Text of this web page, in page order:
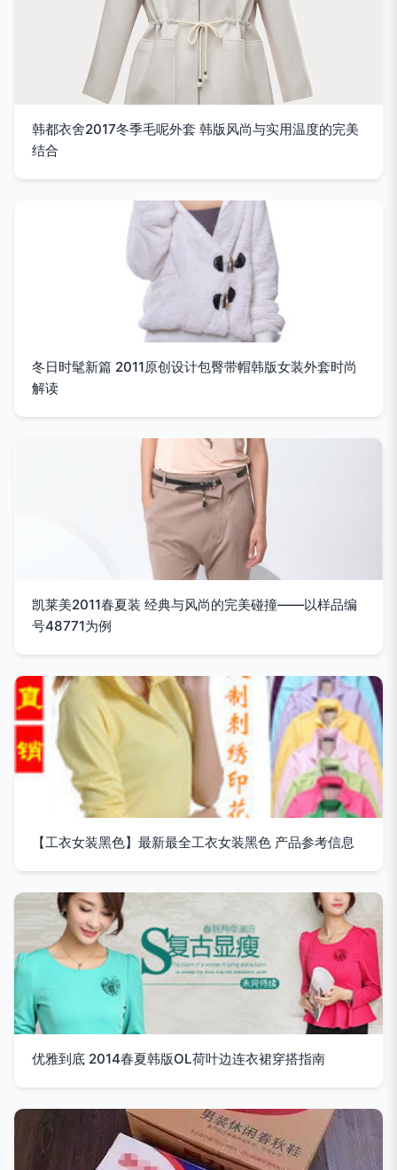
韩都衣舍2017冬季毛呢外套 韩版风尚与实用温度的完美
结合
冬日时髦新篇 2011原创设计包臀带帽韩版女装外套时尚
解读
凯莱美2011春夏装 经典与风尚的完美碰撞——以样品编
号48771为例
【工衣女装黑色】最新最全工衣女装黑色 产品参考信息
优雅到底 2014春夏韩版OL荷叶边连衣裙穿搭指南